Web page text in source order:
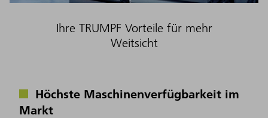
Ihre TRUMPF Vorteile für mehr
Weitsicht
Höchste Maschinenverfügbarkeit im
Markt